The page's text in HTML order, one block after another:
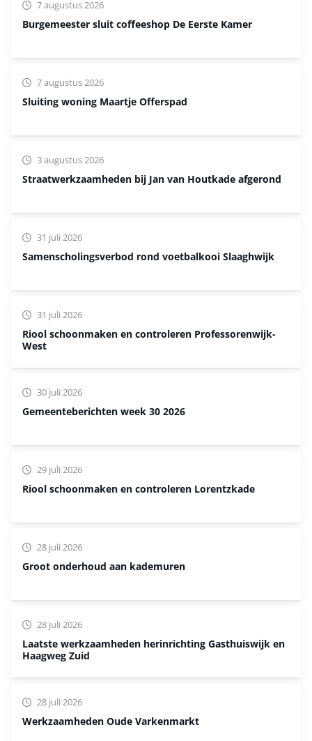
Burgemeester sluit coffeeshop De Eerste Kamer
7 augustus 2026
Sluiting woning Maartje Offerspad
7 augustus 2026
Straatwerkzaamheden bij Jan van Houtkade afgerond
3 augustus 2026
Samenscholingsverbod rond voetbalkooi Slaaghwijk
31 juli 2026
Riool schoonmaken en controleren Professorenwijk-
West
31 juli 2026
Gemeenteberichten week 30 2026
30 juli 2026
Riool schoonmaken en controleren Lorentzkade
29 juli 2026
Groot onderhoud aan kademuren
28 juli 2026
Laatste werkzaamheden herinrichting Gasthuiswijk en
Haagweg Zuid
28 juli 2026
Werkzaamheden Oude Varkenmarkt
28 juli 2026